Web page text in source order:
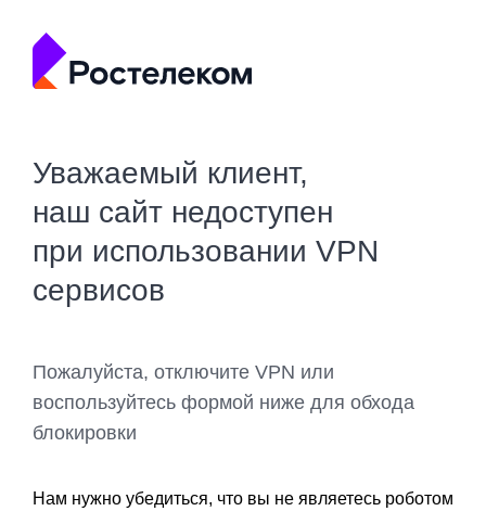
Уважаемый клиент,
наш сайт недоступен
при использовании VPN
сервисов
Пожалуйста, отключите VPN или
воспользуйтесь формой ниже для обхода
блокировки
Нам нужно убедиться, что вы не являетесь роботом